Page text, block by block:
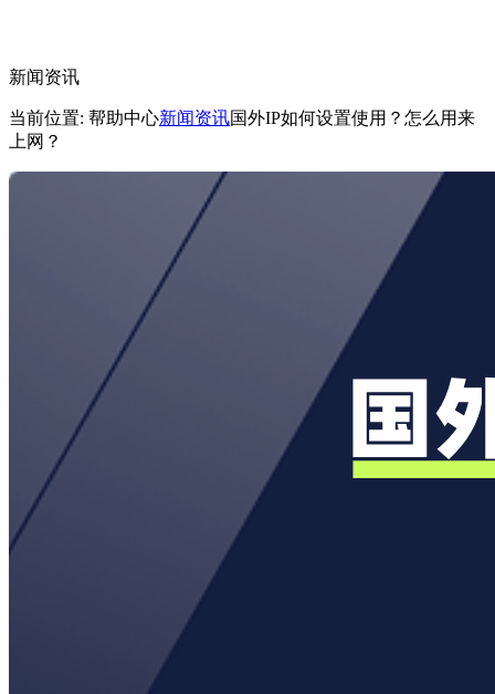
新闻资讯
当前位置: 帮助中心新闻资讯国外IP如何设置使用？怎么用来
上网？